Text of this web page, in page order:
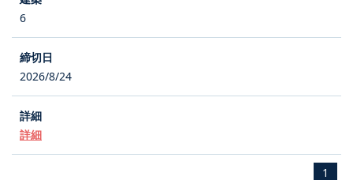
6
2026/8/24
詳細
1